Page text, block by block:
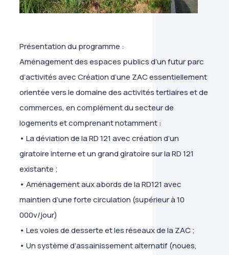
Présentation du programme :
Aménagement des espaces publics d’un futur parc
d’activités avec Création d’une ZAC essentiellement
orientée vers le domaine des activités tertiaires et de
commerces, en complément du secteur de
logements et comprenant notamment :
• La déviation de la RD 121 avec création d’un
giratoire interne et un grand giratoire sur la RD 121
existante ;
• Aménagement aux abords de la RD121 avec
maintien d’une forte circulation (supérieur à 10
000v/jour)
• Les voies de desserte et les réseaux de la ZAC ;
• Un système d’assainissement alternatif (noues,